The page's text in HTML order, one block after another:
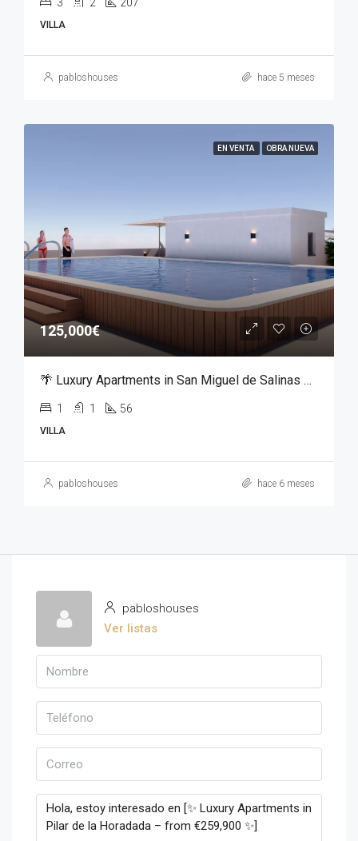
VILLA
pabloshouses hace 5 meses
EN VENTA OBRA NUEVA
125,000€
🌴 Luxury Apartments in San Miguel de Salinas – From €125,000
1 1 56
VILLA
pabloshouses hace 6 meses
pabloshouses
Ver listas